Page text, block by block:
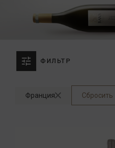
ФИЛЬТР
Франция Сбросить